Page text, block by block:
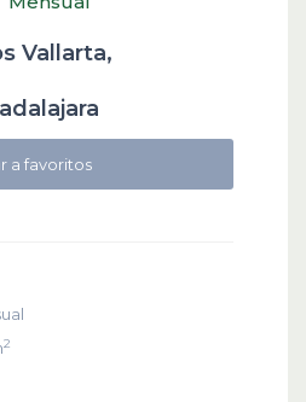
Vallarta,
a favoritos
2